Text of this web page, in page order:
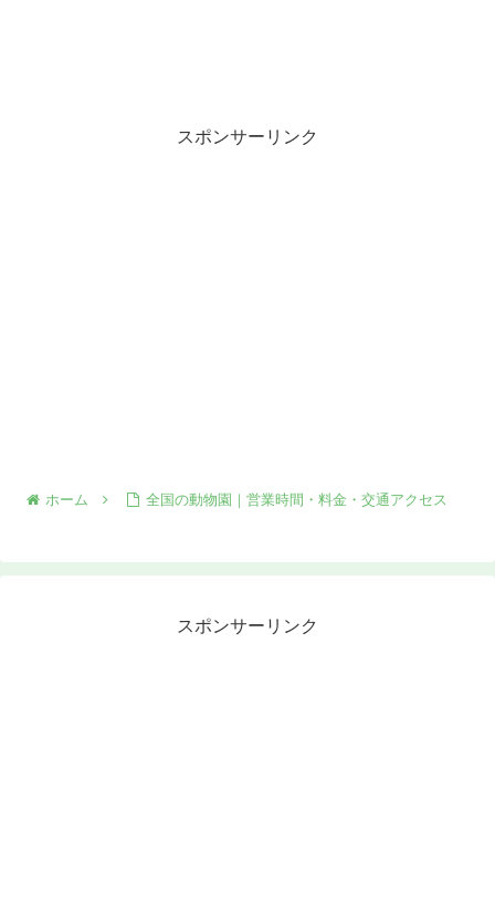
スポンサーリンク
ホーム 全国の動物園｜営業時間・料金・交通アクセス
スポンサーリンク